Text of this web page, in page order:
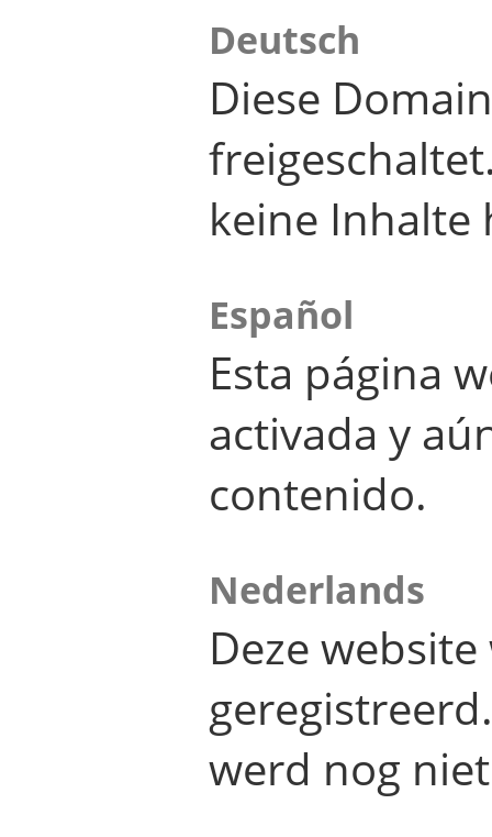
Deutsch
Diese
keine Inhalte
Español
Esta página
activada y
contenido.
Nederlands
Deze
werd nog